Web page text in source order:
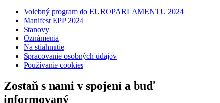
Volebný program do EUROPARLAMENTU 2024
Manifest EPP 2024
Stanovy
Oznámenia
Na stiahnutie
Spracovanie osobných údajov
Používanie cookies
Zostaň s nami v spojení a buď
informovaný